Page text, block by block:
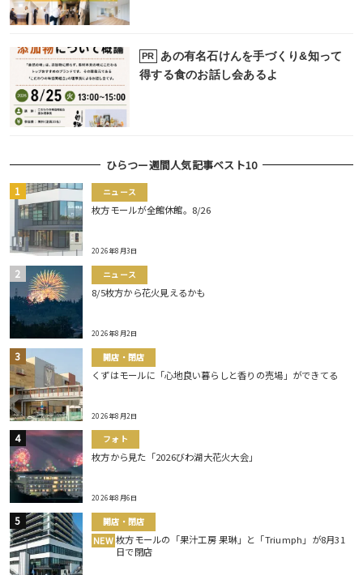
PR
あの有名石けんを手づくり&知って
得する食のお話し会あるよ
ひらつー週間人気記事ベスト10
ニュース
枚方モールが全館休館。8/26
2026年8月3日
ニュース
8/5枚方から花火見えるかも
2026年8月2日
開店・閉店
くずはモールに「心地良い暮らしと香りの売場」ができてる
2026年8月2日
フォト
枚方から見た「2026びわ湖大花火大会」
2026年8月6日
開店・閉店
NEW 枚方モールの「果汁工房 果琳」と「Triumph」が8月31
日で閉店